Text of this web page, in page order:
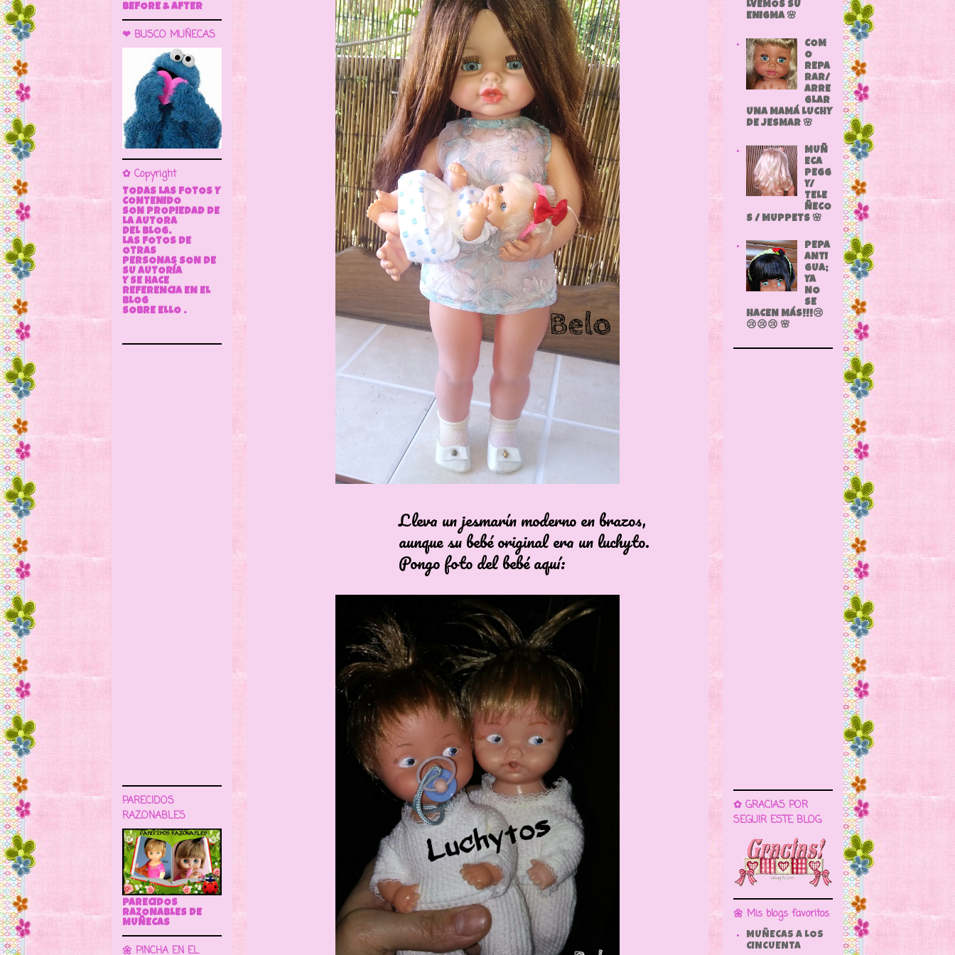
Lleva un jesmarín moderno en brazos,
aunque su bebé original era un luchyto.
Pongo foto del bebé aquí:
BEFORE & AFTER
❤ BUSCO MUÑECAS
✿ Copyright
TODAS LAS FOTOS Y
CONTENIDO
SON PROPIEDAD DE
LA AUTORA
DEL BLOG.
LAS FOTOS DE
OTRAS
PERSONAS SON DE
SU AUTORÍA
Y SE HACE
REFERENCIA EN EL
BLOG
SOBRE ELLO .
PARECIDOS
RAZONABLES
PARECIDOS
RAZONABLES DE
MUÑECAS
🌼 PINCHA EN EL
LVEMOS SU
ENIGMA 🌸
COM
O
REPA
RAR/
ARRE
GLAR
UNA MAMÁ LUCHY
DE JESMAR 🌸
MUÑ
ECA
PEGG
Y/
TELE
ÑECO
S / MUPPETS 🌸
PEPA
ANTI
GUA;
YA
NO
SE
HACEN MÁS!!!😢
😢😢😢 🌸
✿ GRACIAS POR
SEGUIR ESTE BLOG
🌼 Mis blogs favoritos
MUÑECAS A LOS
CINCUENTA